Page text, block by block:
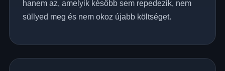
hanem az, amelyik később sem repedezik, nem
süllyed meg és nem okoz újabb költséget.